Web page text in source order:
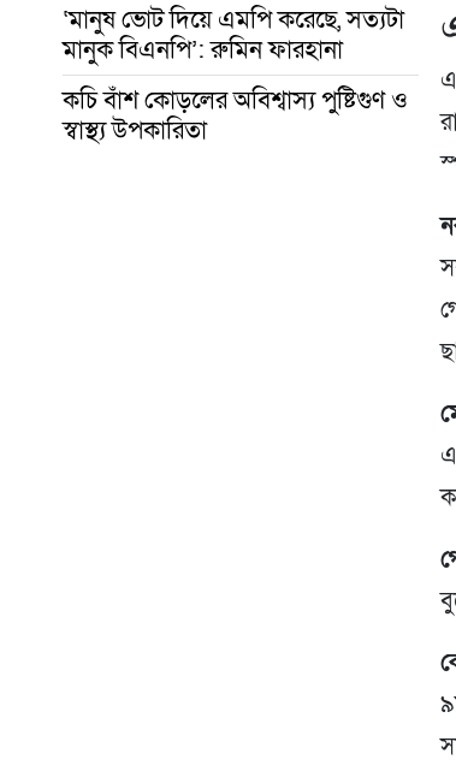
‘মানুষ ভোট দিয়ে এমপি করেছে, সত্যটা
মানুক বিএনপি’: রুমিন ফারহানা
কচি বাঁশ কোড়লের অবিশ্বাস্য পুষ্টিগুণ ও
স্বাস্থ্য উপকারিতা